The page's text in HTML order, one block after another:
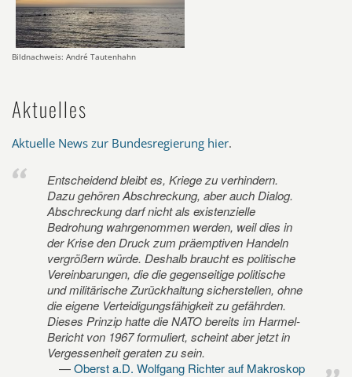
Bildnachweis: André Tautenhahn
Aktuelles
Aktuelle News zur Bundesregierung hier.
Entscheidend bleibt es, Kriege zu verhindern.
Dazu gehören Abschreckung, aber auch Dialog.
Abschreckung darf nicht als existenzielle
Bedrohung wahrgenommen werden, weil dies in
der Krise den Druck zum präemptiven Handeln
vergrößern würde. Deshalb braucht es politische
Vereinbarungen, die die gegenseitige politische
und militärische Zurückhaltung sicherstellen, ohne
die eigene Verteidigungsfähigkeit zu gefährden.
Dieses Prinzip hatte die NATO bereits im Harmel-
Bericht von 1967 formuliert, scheint aber jetzt in
Vergessenheit geraten zu sein.
Oberst a.D. Wolfgang Richter auf Makroskop